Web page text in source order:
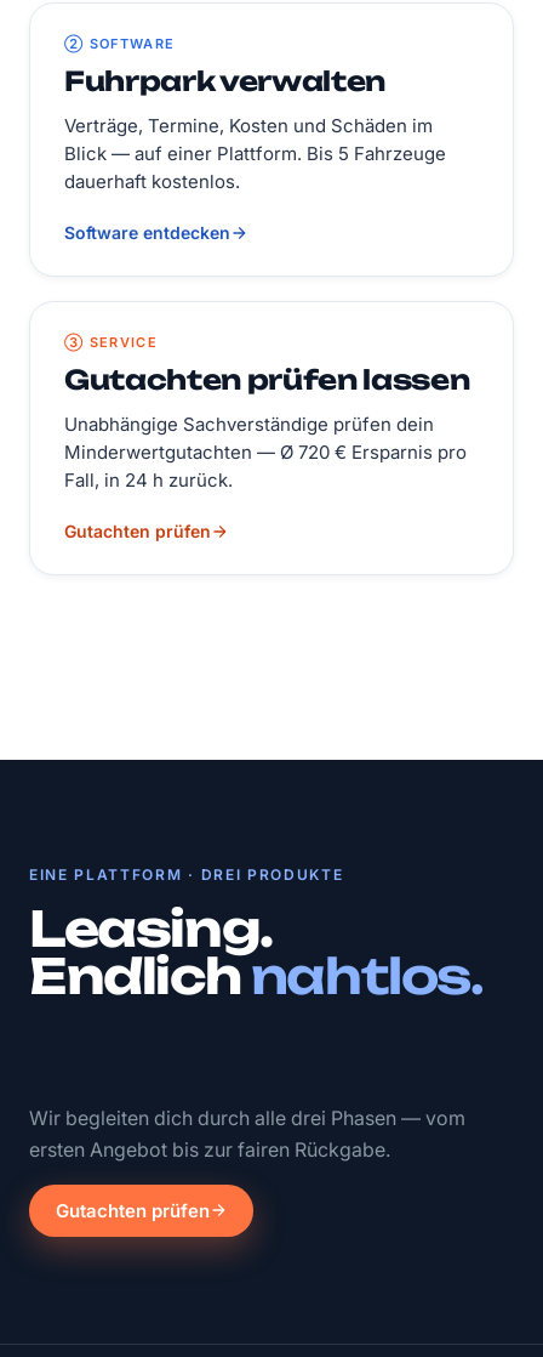
② SOFTWARE
Fuhrpark verwalten
Verträge, Termine, Kosten und Schäden im
Blick — auf einer Plattform. Bis 5 Fahrzeuge
dauerhaft kostenlos.
Software entdecken
③ SERVICE
Gutachten prüfen lassen
Unabhängige Sachverständige prüfen dein
Minderwertgutachten — Ø 720 € Ersparnis pro
Fall, in 24 h zurück.
Gutachten prüfen
EINE PLATTFORM · DREI PRODUKTE
Leasing.
Endlichnahtlos.
Wir begleiten dich durch alle drei Phasen — vom
ersten Angebot bis zur fairen Rückgabe.
Gutachten prüfen